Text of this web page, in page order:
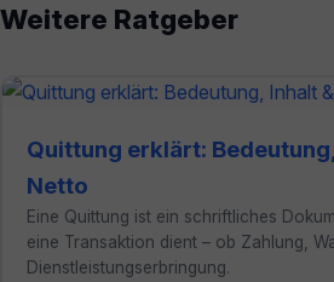
Weitere Ratgeber
Quittung erklärt:
Netto
Eine Quittung ist ein schriftliches
eine Transaktion dient – ob Zahlung,
Dienstleistungserbringung.